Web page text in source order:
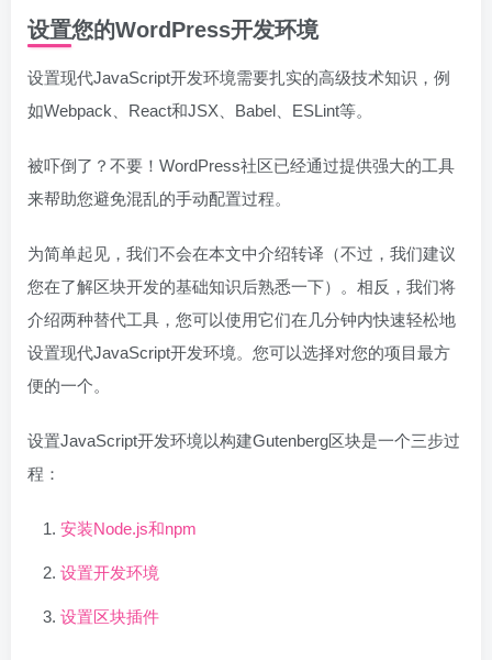
设置您的WordPress开发环境
设置现代JavaScript开发环境需要扎实的高级技术知识，例
如Webpack、React和JSX、Babel、ESLint等。
被吓倒了？不要！WordPress社区已经通过提供强大的工具
来帮助您避免混乱的手动配置过程。
为简单起见，我们不会在本文中介绍转译（不过，我们建议
您在了解区块开发的基础知识后熟悉一下）。相反，我们将
介绍两种替代工具，您可以使用它们在几分钟内快速轻松地
设置现代JavaScript开发环境。您可以选择对您的项目最方
便的一个。
设置JavaScript开发环境以构建Gutenberg区块是一个三步过
程：
安装Node.js和npm
设置开发环境
设置区块插件